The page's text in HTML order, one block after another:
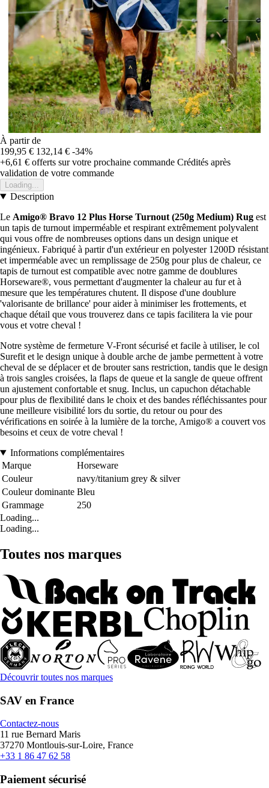
À partir de
199,95 € 132,14 € -34%
+6,61 € offerts sur votre prochaine commande Crédités après
validation de votre commande
Loading...
Description
Le Amigo® Bravo 12 Plus Horse Turnout (250g Medium) Rug est
un tapis de turnout imperméable et respirant extrêmement polyvalent
qui vous offre de nombreuses options dans un design unique et
ingénieux. Fabriqué à partir d'un extérieur en polyester 1200D résistant
et imperméable avec un remplissage de 250g pour plus de chaleur, ce
tapis de turnout est compatible avec notre gamme de doublures
Horseware®, vous permettant d'augmenter la chaleur au fur et à
mesure que les températures chutent. Il dispose d'une doublure
'valorisante de brillance' pour aider à minimiser les frottements, et
chaque détail que vous trouverez dans ce tapis facilitera la vie pour
vous et votre cheval !
Notre système de fermeture V-Front sécurisé et facile à utiliser, le col
Surefit et le design unique à double arche de jambe permettent à votre
cheval de se déplacer et de brouter sans restriction, tandis que le design
à trois sangles croisées, la flaps de queue et la sangle de queue offrent
un ajustement confortable et snug. Inclus, un capuchon détachable
pour plus de flexibilité dans le choix et des bandes réfléchissantes pour
une meilleure visibilité lors du sortie, du retour ou pour des
vérifications en soirée à la lumière de la torche, Amigo® a couvert vos
besoins et ceux de votre cheval !
Informations complémentaires
Marque
Horseware
Couleur
navy/titanium grey & silver
Couleur dominante Bleu
Grammage
250
Loading...
Loading...
Toutes nos marques
Découvrir toutes nos marques
SAV en France
Contactez-nous
11 rue Bernard Maris
37270 Montlouis-sur-Loire, France
+33 1 86 47 62 58
Paiement sécurisé